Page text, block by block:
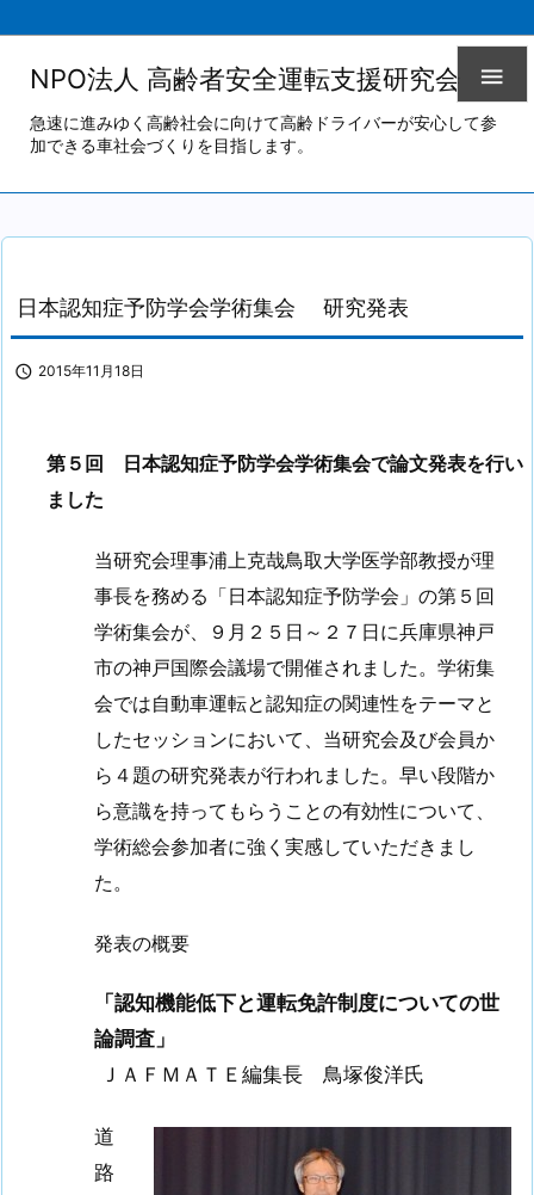
NPO法人 高齢者安全運転支援研究会
急速に進みゆく高齢社会に向けて高齢ドライバーが安心して参
加できる車社会づくりを目指します。

日本認知症予防学会学術集会 研究発表
 2015年11月18日
第５回 日本認知症予防学会学術集会で論文発表を行い
ました
当研究会理事浦上克哉鳥取大学医学部教授が理
事長を務める「日本認知症予防学会」の第５回
学術集会が、９月２５日～２７日に兵庫県神戸
市の神戸国際会議場で開催されました。学術集
会では自動車運転と認知症の関連性をテーマと
したセッションにおいて、当研究会及び会員か
ら４題の研究発表が行われました。早い段階か
ら意識を持ってもらうことの有効性について、
学術総会参加者に強く実感していただきまし
た。
発表の概要
「認知機能低下と運転免許制度についての世
論調査」
ＪＡＦＭＡＴＥ編集長 鳥塚俊洋氏
道
路